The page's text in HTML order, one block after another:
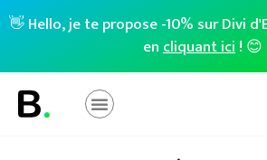
👋 Hello, je te propose -10% sur Divi
encliquant ici! 😊